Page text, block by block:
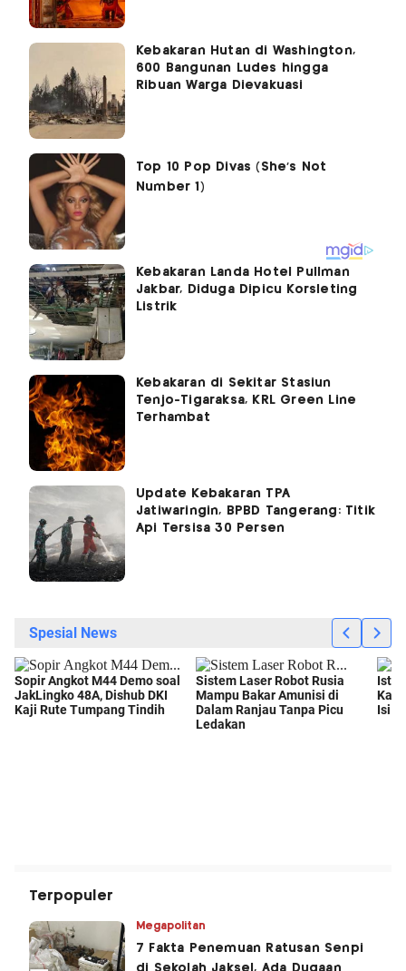
Kebakaran Hutan di Washington,
600 Bangunan Ludes hingga
Ribuan Warga Dievakuasi
Kebakaran Landa Hotel Pullman
Jakbar, Diduga Dipicu Korsleting
Listrik
Kebakaran di Sekitar Stasiun
Tenjo-Tigaraksa, KRL Green Line
Terhambat
Update Kebakaran TPA
Jatiwaringin, BPBD Tangerang: Titik
Api Tersisa 30 Persen
Terpopuler
Megapolitan
7 Fakta Penemuan Ratusan Senpi
di Sekolah Jaksel, Ada Dugaan